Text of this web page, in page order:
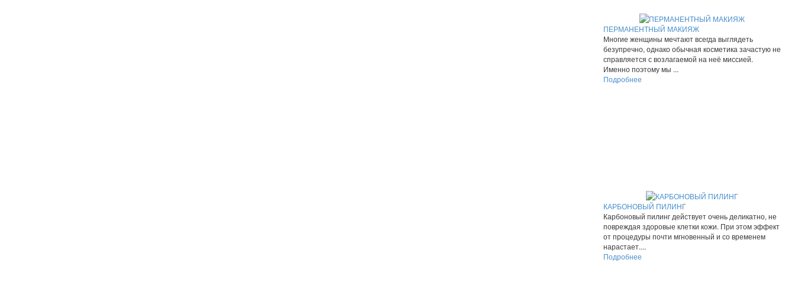
ПЕРМАНЕНТНЫЙ МАКИЯЖ
Многие женщины мечтают всегда выглядеть
безупречно, однако обычная косметика зачастую не
справляется с возлагаемой на неё миссией.
Именно поэтому мы ...
Подробнее
КАРБОНОВЫЙ ПИЛИНГ
Карбоновый пилинг действует очень деликатно, не
повреждая здоровые клетки кожи. При этом эффект
от процедуры почти мгновенный и со временем
нарастает....
Подробнее